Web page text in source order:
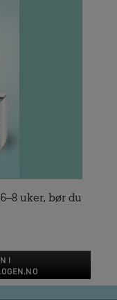
uker, bør du
I